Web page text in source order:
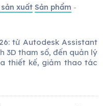
xuất Sản phẩm -
từ Autodesk Assistant
3D tham số, đến quản lý
thiết kế, giảm thao tác